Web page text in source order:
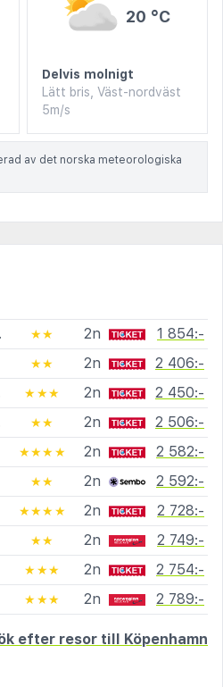
20 °C
Delvis molnigt
Lätt bris, Väst-nordväst
5m/s
av det norska meteorologiska
★★ 2n
1 854:-
★★ 2n
2 406:-
★★★ 2n
2 450:-
★★ 2n
2 506:-
★★★★ 2n
2 582:-
★★ 2n
2 592:-
★★★★ 2n
2 728:-
★★ 2n
2 749:-
★★★ 2n
2 754:-
★★★ 2n 2 789:-
efter resor till Köpenhamn